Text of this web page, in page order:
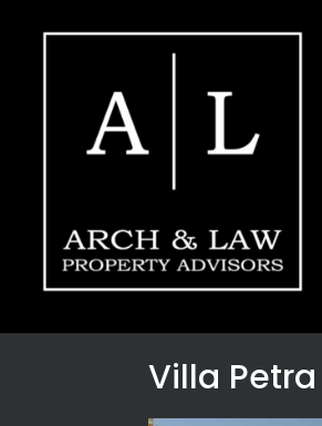
Villa Petra